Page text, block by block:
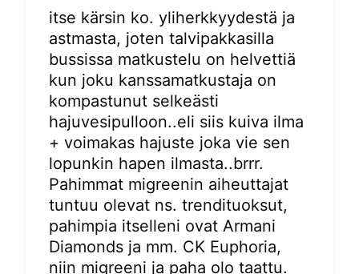
itse kärsin ko. yliherkkyydestä ja
astmasta, joten talvipakkasilla
bussissa matkustelu on helvettiä
kun joku kanssamatkustaja on
kompastunut selkeästi
hajuvesipulloon..eli siis kuiva ilma
+ voimakas hajuste joka vie sen
lopunkin hapen ilmasta..brrr.
Pahimmat migreenin aiheuttajat
tuntuu olevat ns. trendituoksut,
pahimpia itselleni ovat Armani
Diamonds ja mm. CK Euphoria,
niin migreeni ja paha olo taattu.